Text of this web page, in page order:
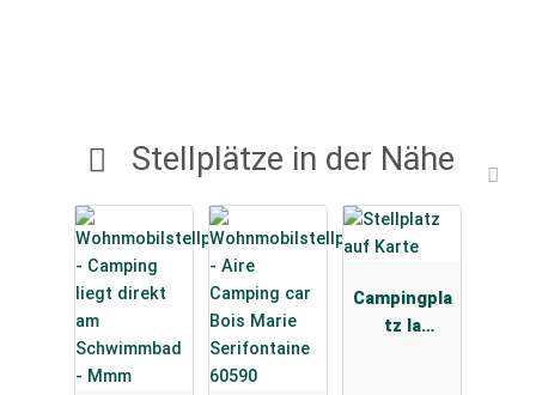
Stellplätze in der Nähe
Campingpla
tz la